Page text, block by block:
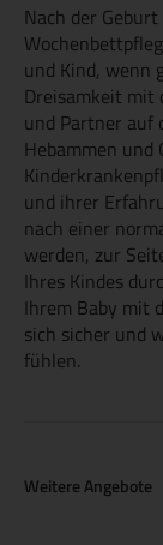
Nach der
und Kind, wenn
Dreisamkeit mit
und Partner auf
Hebammen und
und ihrer
nach einer
werden, zur
Ihres Kindes
Ihrem Baby mit
sich sicher und
fühlen.
Weitere Angebote